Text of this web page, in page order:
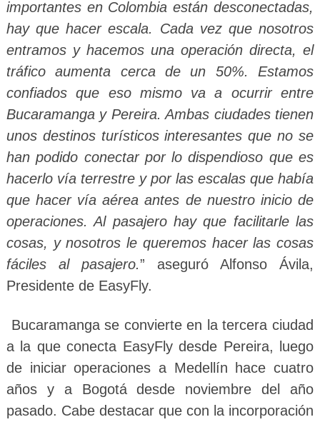
importantes en Colombia están desconectadas,
hay que hacer escala. Cada vez que nosotros
entramos y hacemos una operación directa, el
tráfico aumenta cerca de un 50%. Estamos
confiados que eso mismo va a ocurrir entre
Bucaramanga y Pereira. Ambas ciudades tienen
unos destinos turísticos interesantes que no se
han podido conectar por lo dispendioso que es
hacerlo vía terrestre y por las escalas que había
que hacer vía aérea antes de nuestro inicio de
operaciones. Al pasajero hay que facilitarle las
cosas, y nosotros le queremos hacer las cosas
fáciles al pasajero.” aseguró Alfonso Ávila,
Presidente de EasyFly.
Bucaramanga se convierte en la tercera ciudad
a la que conecta EasyFly desde Pereira, luego
de iniciar operaciones a Medellín hace cuatro
años y a Bogotá desde noviembre del año
pasado. Cabe destacar que con la incorporación